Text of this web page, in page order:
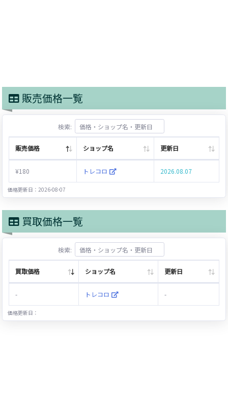
販売価格一覧
検索:
販売価格 ショップ名 更新日
¥180 トレコロ 2026.08.07
価格更新日：2026-08-07
買取価格一覧
検索:
買取価格 ショップ名 更新日
- トレコロ -
価格更新日：